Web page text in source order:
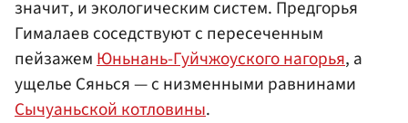
значит, и экологическим систем. Предгорья
Гималаев соседствуют с пересеченным
пейзажем Юньнань-Гуйчжоуского нагорья, а
ущелье Сянься — с низменными равнинами
Сычуаньской котловины.